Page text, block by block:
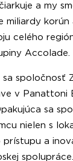
a my
miliardy
celého
Accolade.
sa spoločnosť
v Panattoni
sa
nielen s
prístupu a